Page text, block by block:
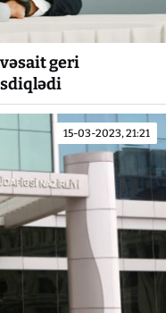
geri
15-03-2023, 21:21